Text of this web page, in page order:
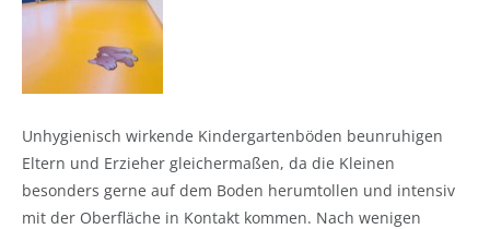
Unhygienisch wirkende Kindergartenböden beunruhigen
Eltern und Erzieher gleichermaßen, da die Kleinen
besonders gerne auf dem Boden herumtollen und intensiv
mit der Oberfläche in Kontakt kommen. Nach wenigen